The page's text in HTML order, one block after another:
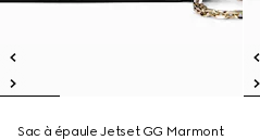
Sac à épaule Jetset GG Marmont